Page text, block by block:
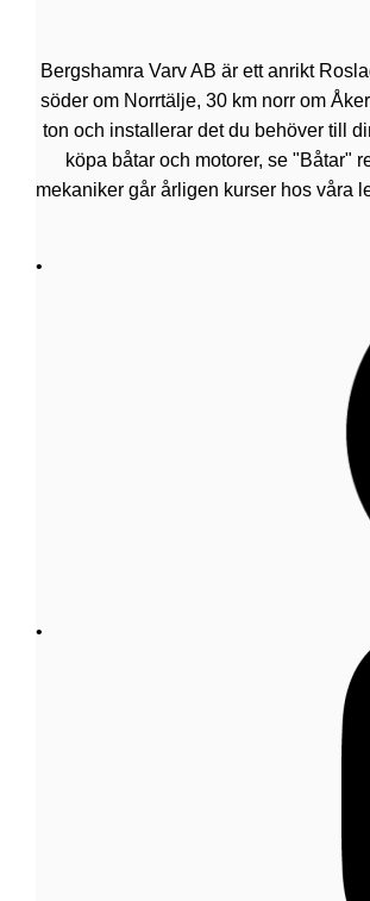
Bergshamra Varv AB är ett anrikt
söder om Norrtälje, 30 km norr om
ton och installerar det du behöver till
köpa båtar och motorer, se "Båtar"
mekaniker går årligen kurser hos våra